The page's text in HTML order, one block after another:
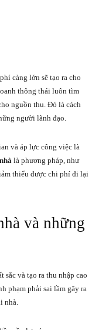
càng lớn sẽ tạo ra cho
thông thái luôn tìm
nguồn thu. Đó là cách
người lãnh đạo.
và áp lực công việc là
là phương pháp, như
thiểu được chi phí đi lại
và những
sắc và tạo ra thu nhập cao
phạm phải sai lầm gây ra
nhà.